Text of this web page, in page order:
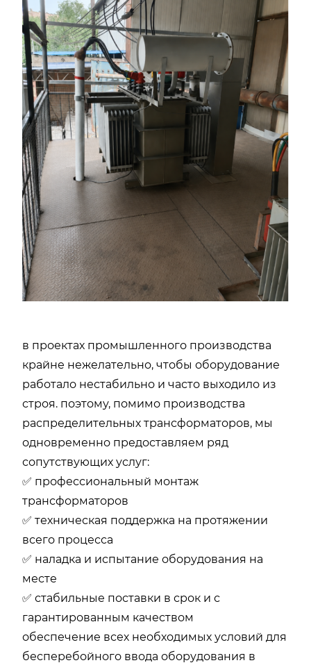
в проектах промышленного производства
крайне нежелательно, чтобы оборудование
работало нестабильно и часто выходило из
строя. поэтому, помимо производства
распределительных трансформаторов, мы
одновременно предоставляем ряд
сопутствующих услуг:
✅ профессиональный монтаж
трансформаторов
✅ техническая поддержка на протяжении
всего процесса
✅ наладка и испытание оборудования на
месте
✅ стабильные поставки в срок и с
гарантированным качеством
обеспечение всех необходимых условий для
бесперебойного ввода оборудования в